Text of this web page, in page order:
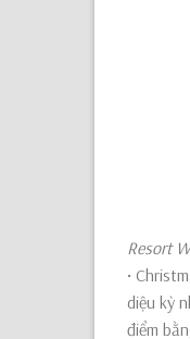
Resort
•
diệu kỳ
điểm